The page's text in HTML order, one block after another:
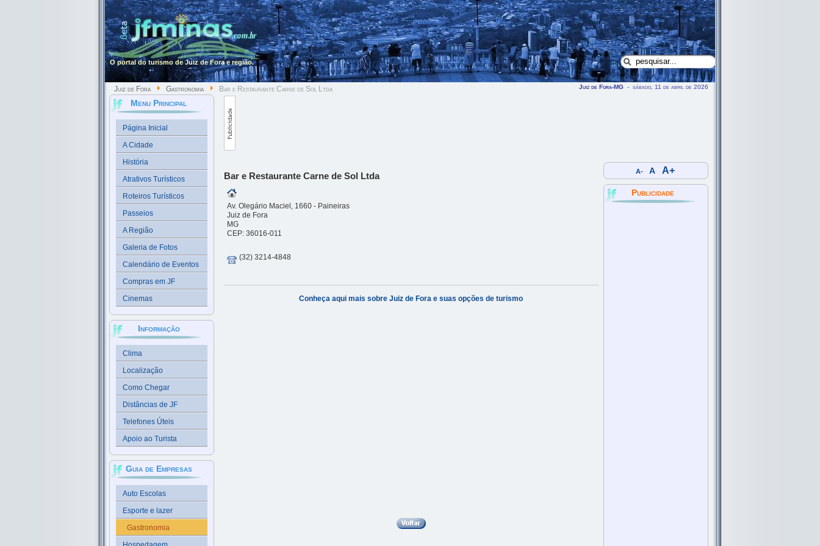
O portal do turismo de Juiz de Fora e região.
Juiz de Fora Gastronomia Bar e Restaurante Carne de Sol Ltda Juiz de Fora-MG - sábado, 11 de abril de 2026
Menu Principal
Página Inicial
A Cidade
História
Atrativos Turísticos
Roteiros Turísticos
Passeios
A Região
Galeria de Fotos
Calendário de Eventos
Compras em JF
Cinemas
Informação
Clima
Localização
Como Chegar
Distâncias de JF
Telefones Úteis
Apoio ao Turista
Guia de Empresas
Auto Escolas
Esporte e lazer
Gastronomia
Bar e Restaurante Carne de Sol Ltda
Av. Olegário Maciel, 1660 - Paineiras
Juiz de Fora
MG
CEP: 36016-011
(32) 3214-4848
Conheça aqui mais sobre Juiz de Fora e suas opções de turismo
A- A A+
Publicidade